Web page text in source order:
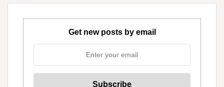
Get new posts by email